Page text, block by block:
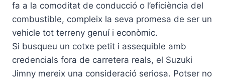
fa a la comoditat de conducció o l’eficiència del
combustible, compleix la seva promesa de ser un
vehicle tot terreny genuí i econòmic.
Si busqueu un cotxe petit i assequible amb
credencials fora de carretera reals, el Suzuki
Jimny mereix una consideració seriosa. Potser no